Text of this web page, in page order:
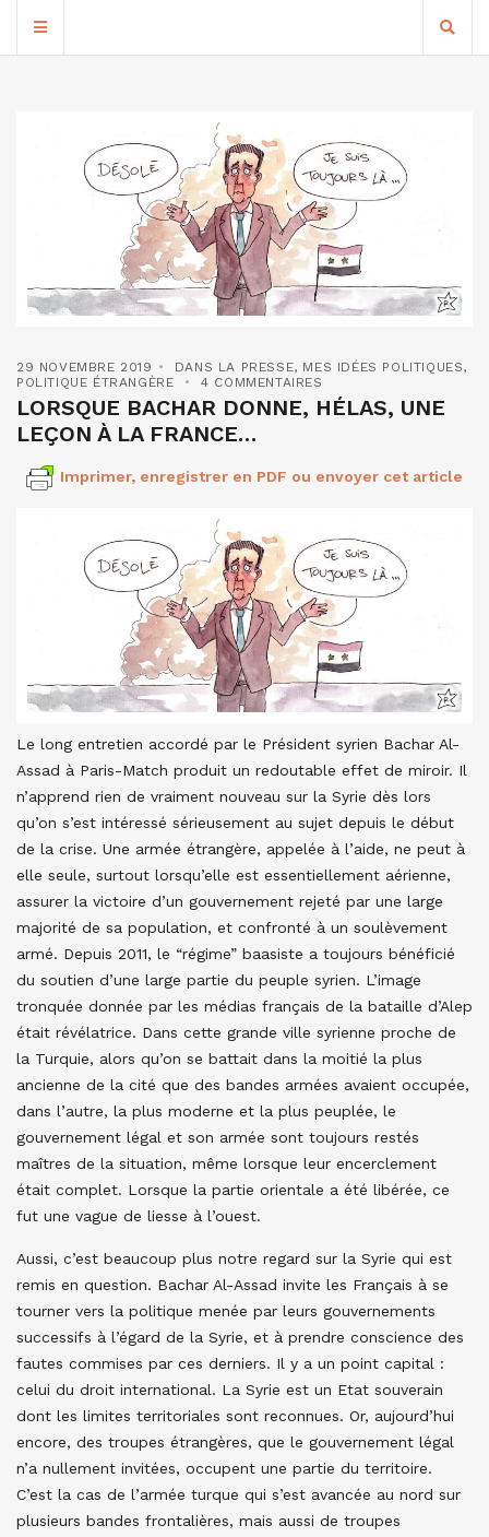
29 NOVEMBRE 2019 DANS LA PRESSE, MES IDÉES POLITIQUES,
POLITIQUE ÉTRANGÈRE
4 COMMENTAIRES
LORSQUE BACHAR DONNE, HÉLAS, UNE
LEÇON À LA FRANCE…
Imprimer, enregistrer en PDF ou envoyer cet article
Le long entretien accordé par le Président syrien Bachar Al-
Assad à Paris-Match produit un redoutable effet de miroir. Il
n’apprend rien de vraiment nouveau sur la Syrie dès lors
qu’on s’est intéressé sérieusement au sujet depuis le début
de la crise. Une armée étrangère, appelée à l’aide, ne peut à
elle seule, surtout lorsqu’elle est essentiellement aérienne,
assurer la victoire d’un gouvernement rejeté par une large
majorité de sa population, et confronté à un soulèvement
armé. Depuis 2011, le “régime” baasiste a toujours bénéficié
du soutien d’une large partie du peuple syrien. L’image
tronquée donnée par les médias français de la bataille d’Alep
était révélatrice. Dans cette grande ville syrienne proche de
la Turquie, alors qu’on se battait dans la moitié la plus
ancienne de la cité que des bandes armées avaient occupée,
dans l’autre, la plus moderne et la plus peuplée, le
gouvernement légal et son armée sont toujours restés
maîtres de la situation, même lorsque leur encerclement
était complet. Lorsque la partie orientale a été libérée, ce
fut une vague de liesse à l’ouest.
Aussi, c’est beaucoup plus notre regard sur la Syrie qui est
remis en question. Bachar Al-Assad invite les Français à se
tourner vers la politique menée par leurs gouvernements
successifs à l’égard de la Syrie, et à prendre conscience des
fautes commises par ces derniers. Il y a un point capital :
celui du droit international. La Syrie est un Etat souverain
dont les limites territoriales sont reconnues. Or, aujourd’hui
encore, des troupes étrangères, que le gouvernement légal
n’a nullement invitées, occupent une partie du territoire.
C’est la cas de l’armée turque qui s’est avancée au nord sur
plusieurs bandes frontalières, mais aussi de troupes